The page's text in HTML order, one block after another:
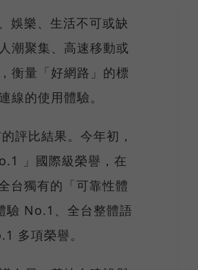
娛樂、生活不可或缺
潮聚集、高速移動或
衡量「好網路」的標
線的使用體驗。
評比結果。今年初，
」國際級榮譽，在
台獨有的「可靠性體
驗 No.1、全台整體語
多項榮譽。